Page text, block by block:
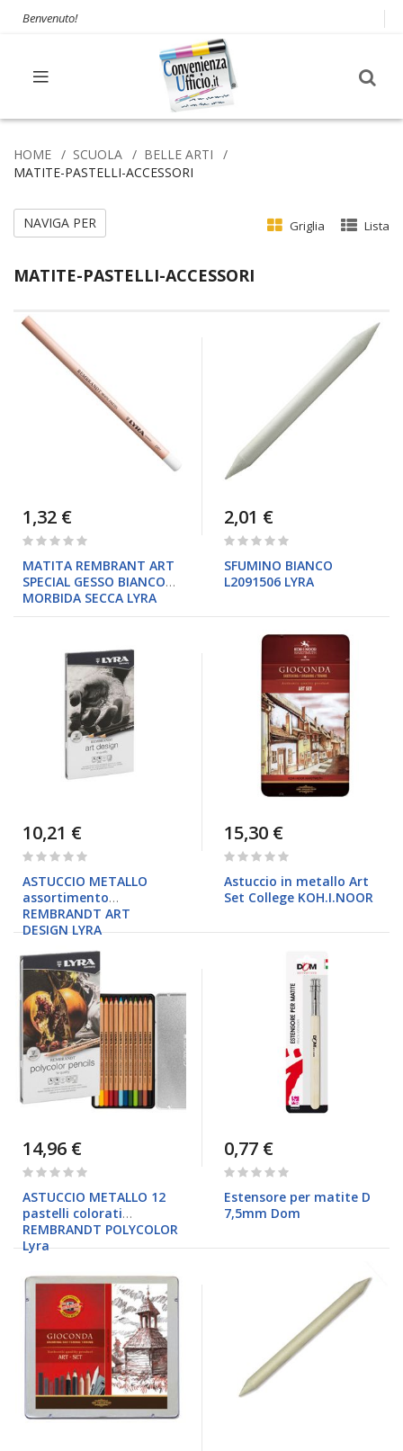
Benvenuto!
HOME SCUOLA
BELLE ARTI
MATITE-PASTELLI-ACCESSORI
MATITE-PASTELLI-ACCESSORI
Griglia Lista
1,32 €
Rating:
MATITA REMBRANT ART
SPECIAL GESSO BIANCO
MORBIDA SECCA LYRA
2,01 €
Rating:
SFUMINO BIANCO
L2091506 LYRA
10,21 €
Rating:
ASTUCCIO METALLO
assortimento
REMBRANDT ART
DESIGN LYRA
15,30 €
Rating:
Astuccio in metallo Art
Set College KOH.I.NOOR
14,96 €
Rating:
ASTUCCIO METALLO 12
pastelli colorati
REMBRANDT POLYCOLOR
Lyra
0,77 €
Rating:
Estensore per matite D
7,5mm Dom
NAVIGA PER